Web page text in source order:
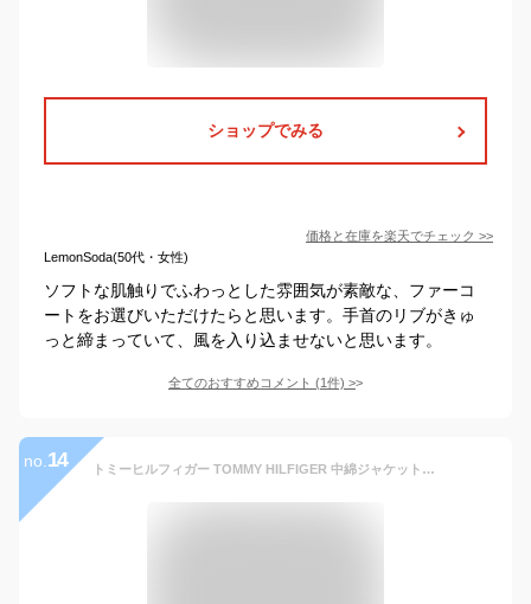
ショップでみる
価格と在庫を楽天でチェック >>
LemonSoda(50代・女性)
ソフトな肌触りでふわっとした雰囲気が素敵な、ファーコ
ートをお選びいただけたらと思います。手首のリブがきゅ
っと締まっていて、風を入り込ませないと思います。
全てのおすすめコメント (1件) >
no. 14 トミーヒルフィガー TOMMY HILFIGER 中綿ジャケット ダウン メンズ ボンバージャケット ブルゾン アウター ファー 軽い 暖かい 防寒 黒 ブラック 159AP863